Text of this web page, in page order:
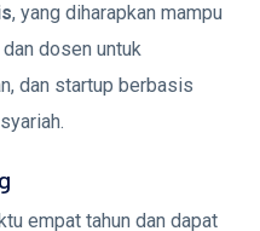
, yang diharapkan mampu
dosen untuk
dan startup berbasis
empat tahun dan dapat